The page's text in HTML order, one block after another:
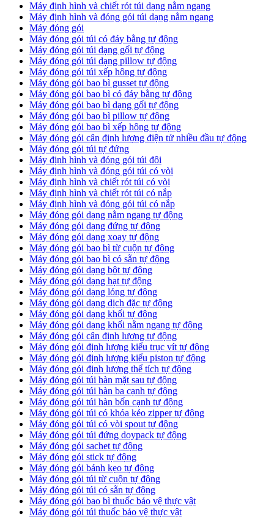
Máy định hình và chiết rót túi dạng nằm ngang
Máy định hình và đóng gói túi dạng nằm ngang
Máy đóng gói
Máy đóng gói túi có đáy bằng tự động
Máy đóng gói túi dạng gối tự động
Máy đóng gói túi dạng pillow tự động
Máy đóng gói túi xếp hông tự động
Máy đóng gói bao bì gusset tự động
Máy đóng gói bao bì có đáy bằng tự động
Máy đóng gói bao bì dạng gối tự động
Máy đóng gói bao bì pillow tự động
Máy đóng gói bao bì xếp hông tự động
Máy đóng gói cân định lượng điện tử nhiều đầu tự động
Máy đóng gói túi tự đứng
Máy định hình và đóng gói túi đôi
Máy định hình và đóng gói túi có vòi
Máy định hình và chiết rót túi có vòi
Máy định hình và chiết rót túi có nắp
Máy định hình và đóng gói túi có nắp
Máy đóng gói dạng nằm ngang tự động
Máy đóng gói dạng đứng tự động
Máy đóng gói dạng xoay tự động
Máy đóng gói bao bì từ cuộn tự động
Máy đóng gói bao bì có sẵn tự động
Máy đóng gói dạng bột tự động
Máy đóng gói dạng hạt tự động
Máy đóng gói dạng lỏng tự động
Máy đóng gói dạng dịch đặc tự động
Máy đóng gói dạng khối tự động
Máy đóng gói dạng khối nằm ngang tự động
Máy đóng gói cân định lượng tự động
Máy đóng gói định lượng kiểu trục vít tự động
Máy đóng gói định lượng kiểu piston tự động
Máy đóng gói định lượng thể tích tự động
Máy đóng gói túi hàn mặt sau tự động
Máy đóng gói túi hàn ba cạnh tự động
Máy đóng gói túi hàn bốn cạnh tự động
Máy đóng gói túi có khóa kéo zipper tự động
Máy đóng gói túi có vòi spout tự động
Máy đóng gói túi đứng doypack tự động
Máy đóng gói sachet tự động
Máy đóng gói stick tự động
Máy đóng gói bánh kẹo tự động
Máy đóng gói túi từ cuộn tự động
Máy đóng gói túi có sẵn tự động
Máy đóng gói bao bì thuốc bảo vệ thực vật
Máy đóng gói túi thuốc bảo vệ thực vật